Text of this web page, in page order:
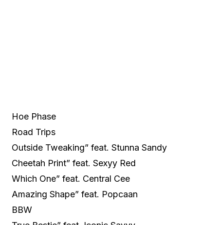
Hoe Phase
Road Trips
Outside Tweaking” feat. Stunna Sandy
Cheetah Print” feat. Sexyy Red
Which One” feat. Central Cee
Amazing Shape” feat. Popcaan
BBW